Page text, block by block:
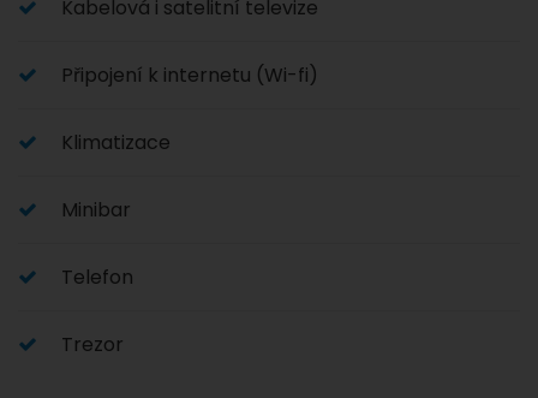
Kabelová i satelitní televize
Připojení k internetu (Wi-fi)
Klimatizace
Minibar
Telefon
Trezor